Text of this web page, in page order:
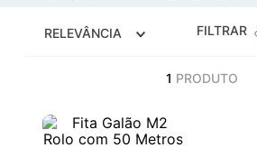
RELEVÂNCIA FILTRAR
1 PRODUTO